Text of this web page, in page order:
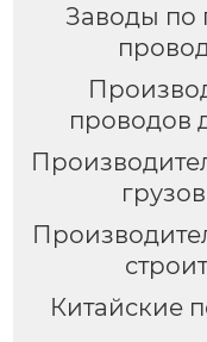
Заводы по
проводов
Китайские